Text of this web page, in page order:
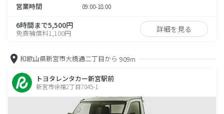
営業時間 09:00-18:00
6時間まで5,500円
免責補償料1,100円 詳細を見る
和歌山県新宮市大橋通二丁目から 909m
トヨタレンタカー新宮駅前
新宮市徐福2丁目7045-1